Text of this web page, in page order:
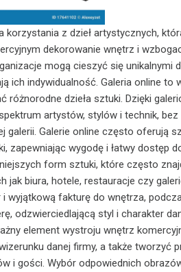
z dzieł artystycznych,
dekorowanie wnętrz i
mogą cieszyć się unikalnymi
ich indywidualność. Galeria online to
różnorodne dzieła sztuki. Dzięki
artystów, stylów i technik,
galerii. Galerie online często oferują
zapewniając wygodę i łatwy dostęp
form sztuki, które często
jak biura, hotele, restauracje czy
wyjątkową fakturę do wnętrza,
odzwierciedlającą styl i charakter
element wystroju wnętrz
danej firmy, a także tworzyć
i gości. Wybór odpowiednich